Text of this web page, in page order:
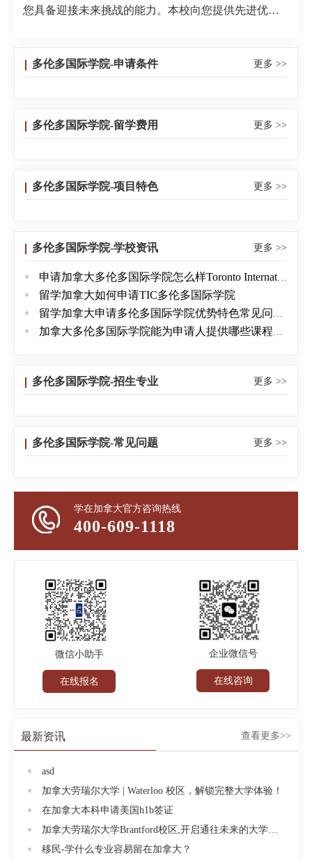
您具备迎接未来挑战的能力。本校向您提供先进优良
高教学质量，在安大略省教育部历年的教学检查评估
知名大学输送了大批优秀学生。严谨的教学管理与骄
丁文格言“ExcellentiaPerStudium”(博学笃行、精益求精)
造他们精益求精、追求卓越的文化精神。2．学院优势
优越的地理位置先进的教学设备和设施博学资深的教
师和员工队伍多元文化环境精心设计、密集强化的ESL
课程独特的升学途径灵活的入学制度和多元智力发展
模式小班教学和悉心课后辅导完善的学生后续服务专
认可并经过严格评估的大学预备课程3.本校往届毕业生
柯玛斯特大学(McMasterUniversity)约克大学
(YorkUniversity)西安大略大学
(McGillUniversity)渥太华大学(UniversityofOttawa)安大
略省美术学院(OntarioCollegeofArtandDesign)怀雅逊大
(UniversityofAlberta)曼尼托巴大学(UniversityofManitoba)
课程设置1、英语语言文学：英语、写作、代数与几
何、其他三门OAC课程；2、商业管理：英语、微积
分、新数学、二门商科课程、一门其他OAC课程；3、
理科：代数与几何、微积分、物理、化学、英语、一
门其他OAC课程；4、工程学：英语、代数与几何、物
理、化学、二门其他OAC课程；5、计算机科学：英
语、计算机科学、二门数学课程、二门其他OAC课
程；6、社会学：英语、其他五门OAC课程。[查看更
多]
多伦多国际学院-申请条件 更多 >>
多伦多国际学院-留学费用 更多 >>
多伦多国际学院-项目特色 更多 >>
多伦多国际学院-学校资讯 更多 >>
申请加拿大多伦多国际学院怎么样Toronto International College
留学加拿大如何申请TIC多伦多国际学院
留学加拿大申请多伦多国际学院优势特色常见问题解读
加拿大多伦多国际学院能为申请人提供哪些课程项目
多伦多国际学院-招生专业 更多 >>
多伦多国际学院-常见问题 更多 >>
学在加拿大官方咨询热线
400-609-1118
微信小助手
在线报名
企业微信号
在线咨询
最新资讯 查看更多>>
asd
加拿大劳瑞尔大学 | Waterloo 校区，解锁完整大学体验！
在加拿大本科申请美国h1b签证
加拿大劳瑞尔大学Brantford校区,开启通往未来的大学生活!
移民-学什么专业容易留在加拿大？